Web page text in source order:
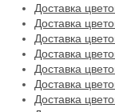
Доставка
Доставка
Доставка
Доставка
Доставка
Доставка
Доставка